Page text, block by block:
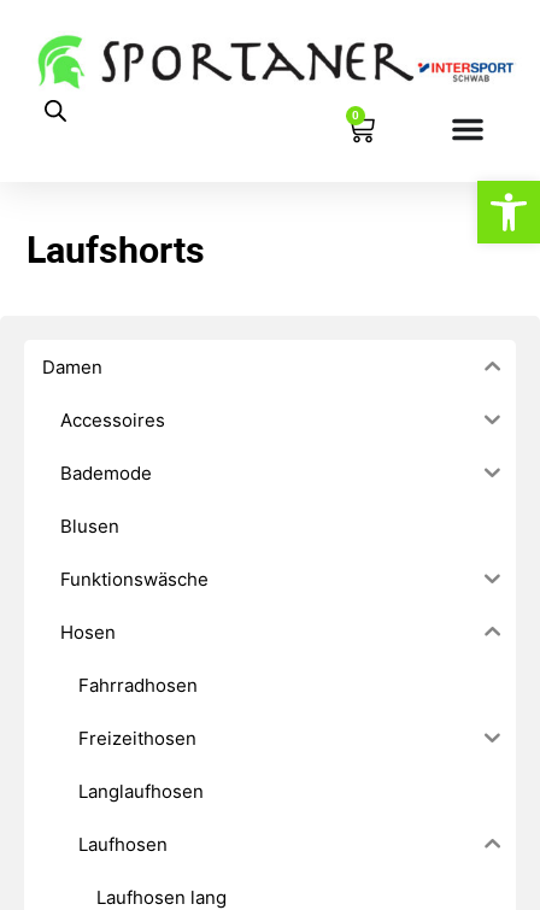
0
Laufshorts
Damen
Accessoires
Bademode
Blusen
Funktionswäsche
Hosen
Fahrradhosen
Freizeithosen
Langlaufhosen
Laufhosen
Laufhosen lang